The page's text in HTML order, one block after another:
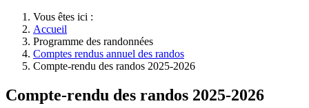
Vous êtes ici :
Accueil
Programme des randonnées
Comptes rendus annuel des randos
Compte-rendu des randos 2025-2026
Compte-rendu des randos 2025-2026